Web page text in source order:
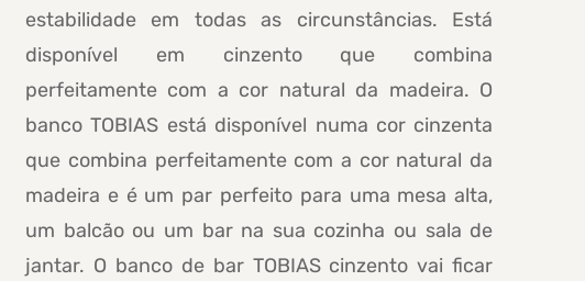
estabilidade em todas as circunstâncias. Está
disponível em cinzento que combina
perfeitamente com a cor natural da madeira. O
banco TOBIAS está disponível numa cor cinzenta
que combina perfeitamente com a cor natural da
madeira e é um par perfeito para uma mesa alta,
um balcão ou um bar na sua cozinha ou sala de
jantar. O banco de bar TOBIAS cinzento vai ficar